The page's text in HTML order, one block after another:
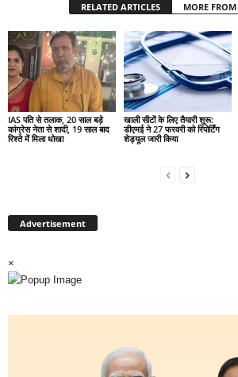
RELATED ARTICLES MORE
IAS पति से तलाक, 20 साल बड़े
कांग्रेस नेता से शादी, 19 साल बाद
रिश्ते में मिला धोखा
खाली सीटों के लिए तैयारी शुरू:
डीएमई ने 27 फरवरी को रिपोर्टिंग
शेड्यूल जारी किया
Advertisement
×